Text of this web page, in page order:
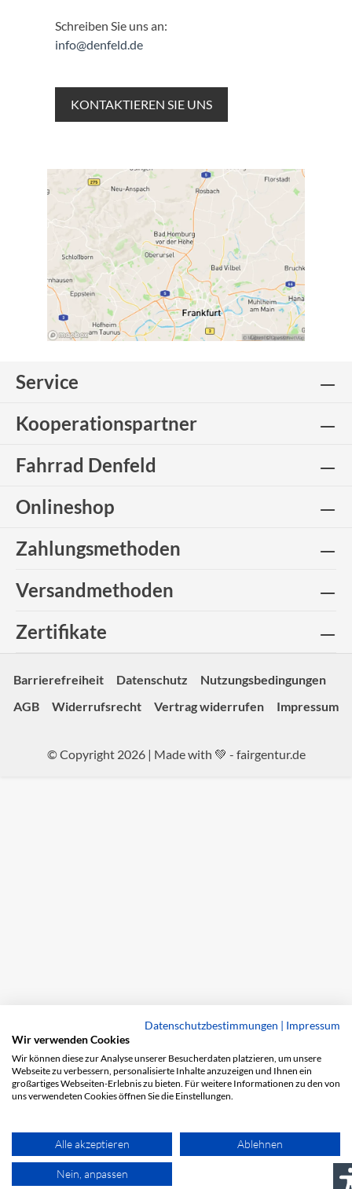
Schreiben Sie uns an:
info@denfeld.de
KONTAKTIEREN SIE UNS
Service
Kooperationspartner
Fahrrad Denfeld
Onlineshop
Zahlungsmethoden
Versandmethoden
Zertifikate
Barrierefreiheit Datenschutz
Nutzungsbedingungen
AGB
Widerrufsrecht Vertrag widerrufen Impressum
© Copyright 2026 | Made with 💚 - fairgentur.de
Datenschutzbestimmungen | Impressum
Wir verwenden Cookies
Wir können diese zur Analyse unserer Besucherdaten platzieren, um unsere
Webseite zu verbessern, personalisierte Inhalte anzuzeigen und Ihnen ein
großartiges Webseiten-Erlebnis zu bieten. Für weitere Informationen zu den von
uns verwendeten Cookies öffnen Sie die Einstellungen.
Alle akzeptieren Ablehnen
Nein, anpassen